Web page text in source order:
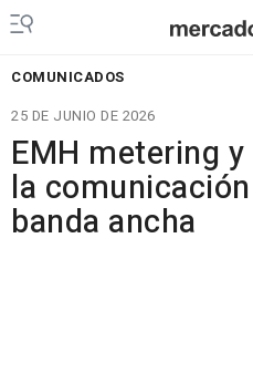
COMUNICADOS
25 DE JUNIO DE 2026
EMH metering
la
banda ancha